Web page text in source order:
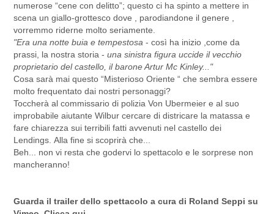
numerose “cene con delitto”; questo ci ha spinto a mettere in
scena un giallo-grottesco dove , parodiandone il genere ,
vorremmo riderne molto seriamente.
"Era una notte buia e tempestosa - così ha inizio ,come da
prassi, la nostra storia - una sinistra figura uccide il vecchio
proprietario del castello, il barone Artur Mc Kinley..."
Cosa sarà mai questo “Misterioso Oriente “ che sembra essere
molto frequentato dai nostri personaggi?
Toccherà al commissario di polizia Von Ubermeier e al suo
improbabile aiutante Wilbur cercare di districare la matassa e
fare chiarezza sui terribili fatti avvenuti nel castello dei
Lendings. Alla fine si scoprirà che...
Beh... non vi resta che godervi lo spettacolo e le sorprese non
mancheranno!
Guarda il trailer dello spettacolo a cura di Roland Seppi su